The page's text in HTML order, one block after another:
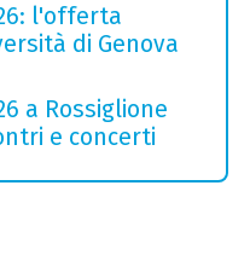
l'offerta
di Genova
a Rossiglione
e concerti